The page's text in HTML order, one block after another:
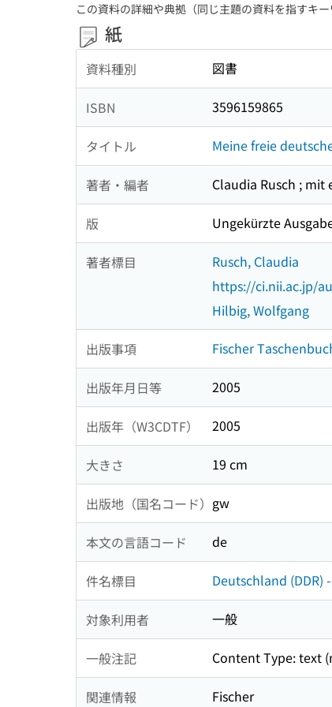
この資料の詳細や典拠（同じ主題の資料を指すキ
紙
資料種別 図書
ISBN 3596159865
タイトル Meine freie
著者・編者 Claudia Rusch ;
版 Ungekürzte
著者標目
Rusch, Claudia
https://ci.nii.ac.jp/
Hilbig, Wolfgang
出版事項 Fischer
出版年月日等 2005
出版年（W3CDTF） 2005
大きさ 19 cm
出版地（国名コード） gw
本文の言語コード de
件名標目 Deutschland (DDR)
対象利用者 一般
一般注記 Content Type: text
関連情報
Fischer